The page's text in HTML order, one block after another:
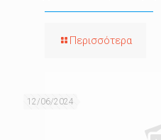
Περισσότερα
12/06/2024